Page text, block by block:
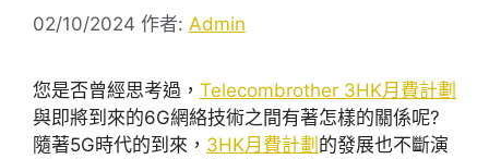
02/10/2024 作者: Admin
您是否曾經思考過， Telecombrother 3HK月費計劃
與即將到來的6G網絡技術之間有著怎樣的關係呢?
隨著5G時代的到來， 3HK月費計劃 的發展也不斷演